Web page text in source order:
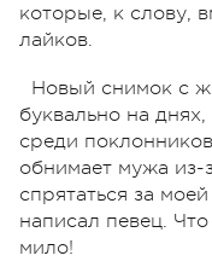
которые, к слову,
лайков.
Новый снимок с
буквально на
среди
обнимает мужа из-
спрятаться за
написал певец. Что
мило!